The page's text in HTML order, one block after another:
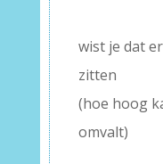
wist je dat
zitten
(hoe hoog
omvalt)